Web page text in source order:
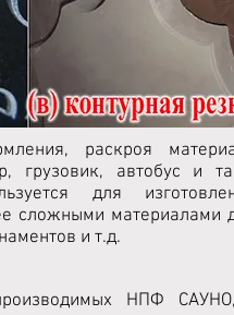
раскроя
грузовик, автобус и
для
сложными материалами
и т.д.
НПФ